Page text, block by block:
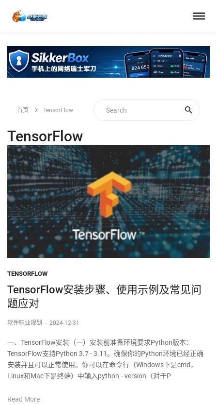
首页 TensorFlow
TensorFlow
TENSORFLOW
TensorFlow安装步骤、使用示例及常见问
题应对
软件职业规划 - 2024-12-31
一、TensorFlow安装（一）安装前准备环境要求Python版本：
TensorFlow支持Python 3.7 - 3.11。确保你的Python环境已经正确
安装并且可以正常使用。你可以在命令行（Windows下是cmd，
Linux和Mac下是终端）中输入python --version（对于P
Read More